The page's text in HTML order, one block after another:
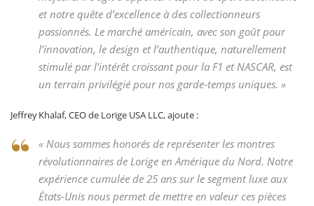
et notre quête d’excellence à des collectionneurs
passionnés. Le marché américain, avec son goût pour
l’innovation, le design et l’authentique, naturellement
stimulé par l’intérêt croissant pour la F1 et NASCAR, est
un terrain privilégié pour nos garde‑temps uniques. »
Jeffrey Khalaf, CEO de Lorige USA LLC, ajoute :
« Nous sommes honorés de représenter les montres
révolutionnaires de Lorige en Amérique du Nord. Notre
expérience cumulée de 25 ans sur le segment luxe aux
États-Unis nous permet de mettre en valeur ces pièces